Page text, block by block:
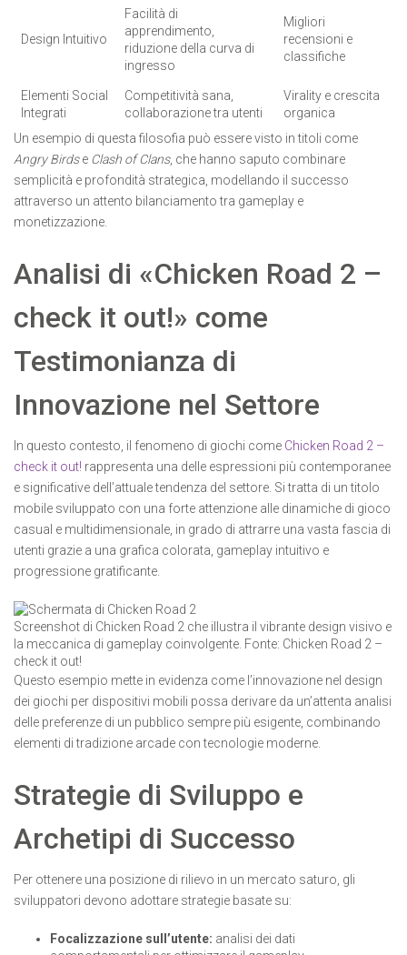
Design Intuitivo
Facilità di
apprendimento,
riduzione della curva di
ingresso
Migliori
recensioni e
classifiche
Elementi Social
Integrati
Competitività sana,
collaborazione tra utenti
Virality e crescita
organica
Un esempio di questa filosofia può essere visto in titoli come
Angry Birdse Clash of Clans, che hanno saputo combinare
semplicità e profondità strategica, modellando il successo
attraverso un attento bilanciamento tra gameplay e
monetizzazione.
Analisi di «Chicken Road 2 –
check it out!» come
Testimonianza di
Innovazione nel Settore
In questo contesto, il fenomeno di giochi come Chicken Road 2 –
check it out! rappresenta una delle espressioni più contemporanee
e significative dell’attuale tendenza del settore. Si tratta di un titolo
mobile sviluppato con una forte attenzione alle dinamiche di gioco
casual e multidimensionale, in grado di attrarre una vasta fascia di
utenti grazie a una grafica colorata, gameplay intuitivo e
progressione gratificante.
Screenshot di Chicken Road 2 che illustra il vibrante design visivo e
la meccanica di gameplay coinvolgente. Fonte: Chicken Road 2 –
check it out!
Questo esempio mette in evidenza come l’innovazione nel design
dei giochi per dispositivi mobili possa derivare da un’attenta analisi
delle preferenze di un pubblico sempre più esigente, combinando
elementi di tradizione arcade con tecnologie moderne.
Strategie di Sviluppo e
Archetipi di Successo
Per ottenere una posizione di rilievo in un mercato saturo, gli
sviluppatori devono adottare strategie basate su:
Focalizzazione sull’utente: analisi dei dati